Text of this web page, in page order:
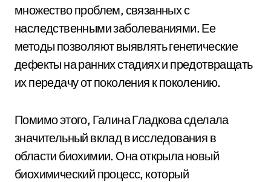
множество проблем, связанных с
наследственными заболеваниями. Ее
методы позволяют выявлять генетические
дефекты на ранних стадиях и предотвращать
их передачу от поколения к поколению.
Помимо этого, Галина Гладкова сделала
значительный вклад в исследования в
области биохимии. Она открыла новый
биохимический процесс, который